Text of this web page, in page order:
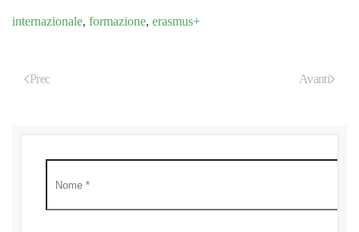
internazionale, formazione, erasmus+
Prec Avanti